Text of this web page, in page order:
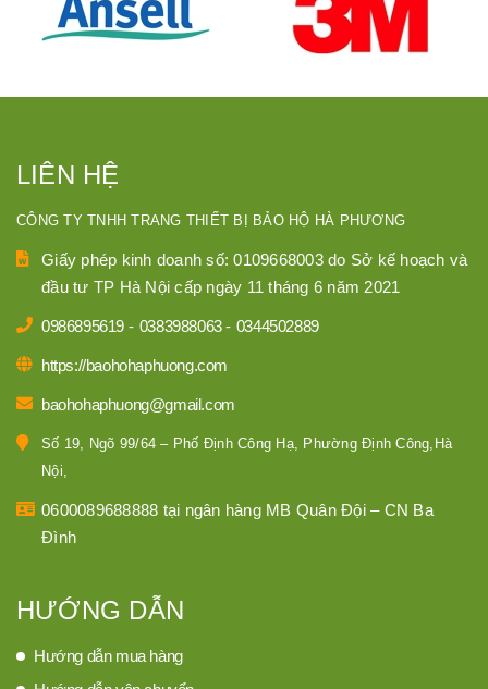
vệ
Tăng tính chuyên nghiệp trong công tác an
ninh trật tự
Đồng phục bảo vệ giúp tạo sự đồng nhất trong
hình ảnh của các nhân viên bảo vệ, từ đó tăng
tính chuyên nghiệp của công ty, doanh nghiệp.
Khách hàng sẽ cảm thấy được bảo vệ, yên tâm
và tin tưởng hơn khi họ thấy được nhân viên bảo
vệ có mặt ở các khu vực nguy hiểm. Đồng phục
lịch sự chắc chắn sẽ để lại ấn tượng về đội ngũ
bảo vệ có tác phong làm việc chuyên nghiệp, tạo
Bảo đảm an toàn cho nhân viên
Nhân viên bảo vệ thường làm việc trong môi
LIÊN HỆ
CÔNG TY TNHH TRANG THIẾT BỊ BẢO HỘ HÀ PHƯƠNG
Giấy phép kinh doanh số: 0109668003 do Sở kế hoạch và
đầu tư TP Hà Nội cấp ngày 11 tháng 6 năm 2021
0986895619 - 0383988063- 0344502889
https://baohohaphuong.com
baohohaphuong@gmail.com
Số 19, Ngõ 99/64 – Phố Định Công Hạ, Phường Định Công,Hà
Nội,
0600089688888 tại ngân hàng MB Quân Đội – CN Ba
Đình
HƯỚNG DẪN
Hướng dẫn mua hàng